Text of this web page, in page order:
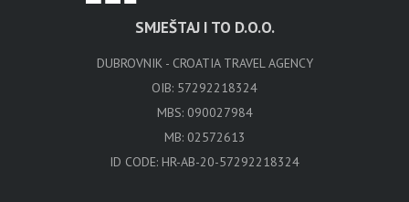
SMJEŠTAJ I TO D.O.O.
DUBROVNIK - CROATIA TRAVEL AGENCY
OIB: 57292218324
MBS: 090027984
MB: 02572613
ID CODE: HR-AB-20-57292218324